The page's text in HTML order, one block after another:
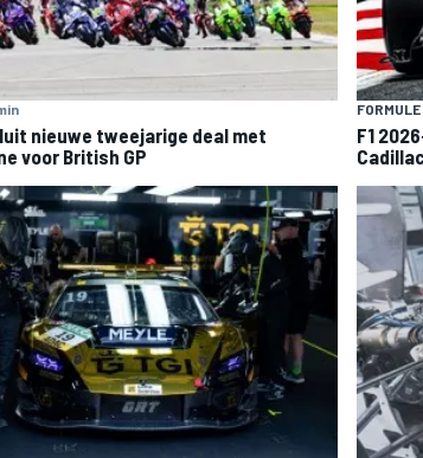
nieuwe tweejarige deal met
voor British GP
FORMULE
F1
Cadillac